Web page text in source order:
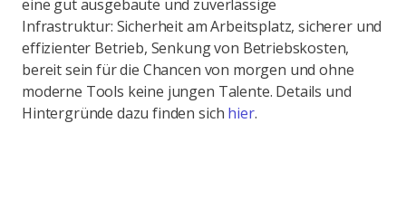
eine gut ausgebaute und zuverlässige
Infrastruktur: Sicherheit am Arbeitsplatz, sicherer und
effizienter Betrieb, Senkung von Betriebskosten,
bereit sein für die Chancen von morgen und ohne
moderne Tools keine jungen Talente. Details und
Hintergründe dazu finden sich hier.